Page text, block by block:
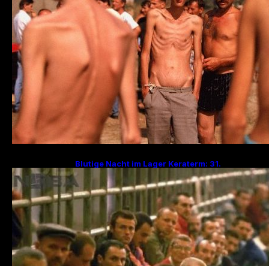
Blutige Nacht im Lager Keraterm: 31.
Jahrestag des Massakers mit 200
Hinrichtungen!